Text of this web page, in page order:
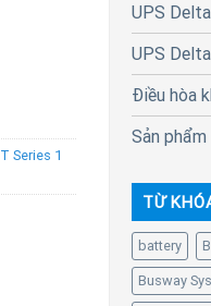
UPS
UPS
Điều hòa
Sản phẩm
TỪ
battery
Busway
Series 1